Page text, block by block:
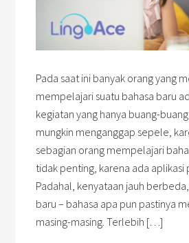
Pada saat ini banyak orang yang
mempelajari suatu bahasa baru
kegiatan yang hanya buang-
mungkin menganggap sepele,
sebagian orang mempelajari
tidak penting, karena ada aplikasi
Padahal, kenyataan jauh
baru – bahasa apa pun pastinya
masing-masing. Terlebih […]